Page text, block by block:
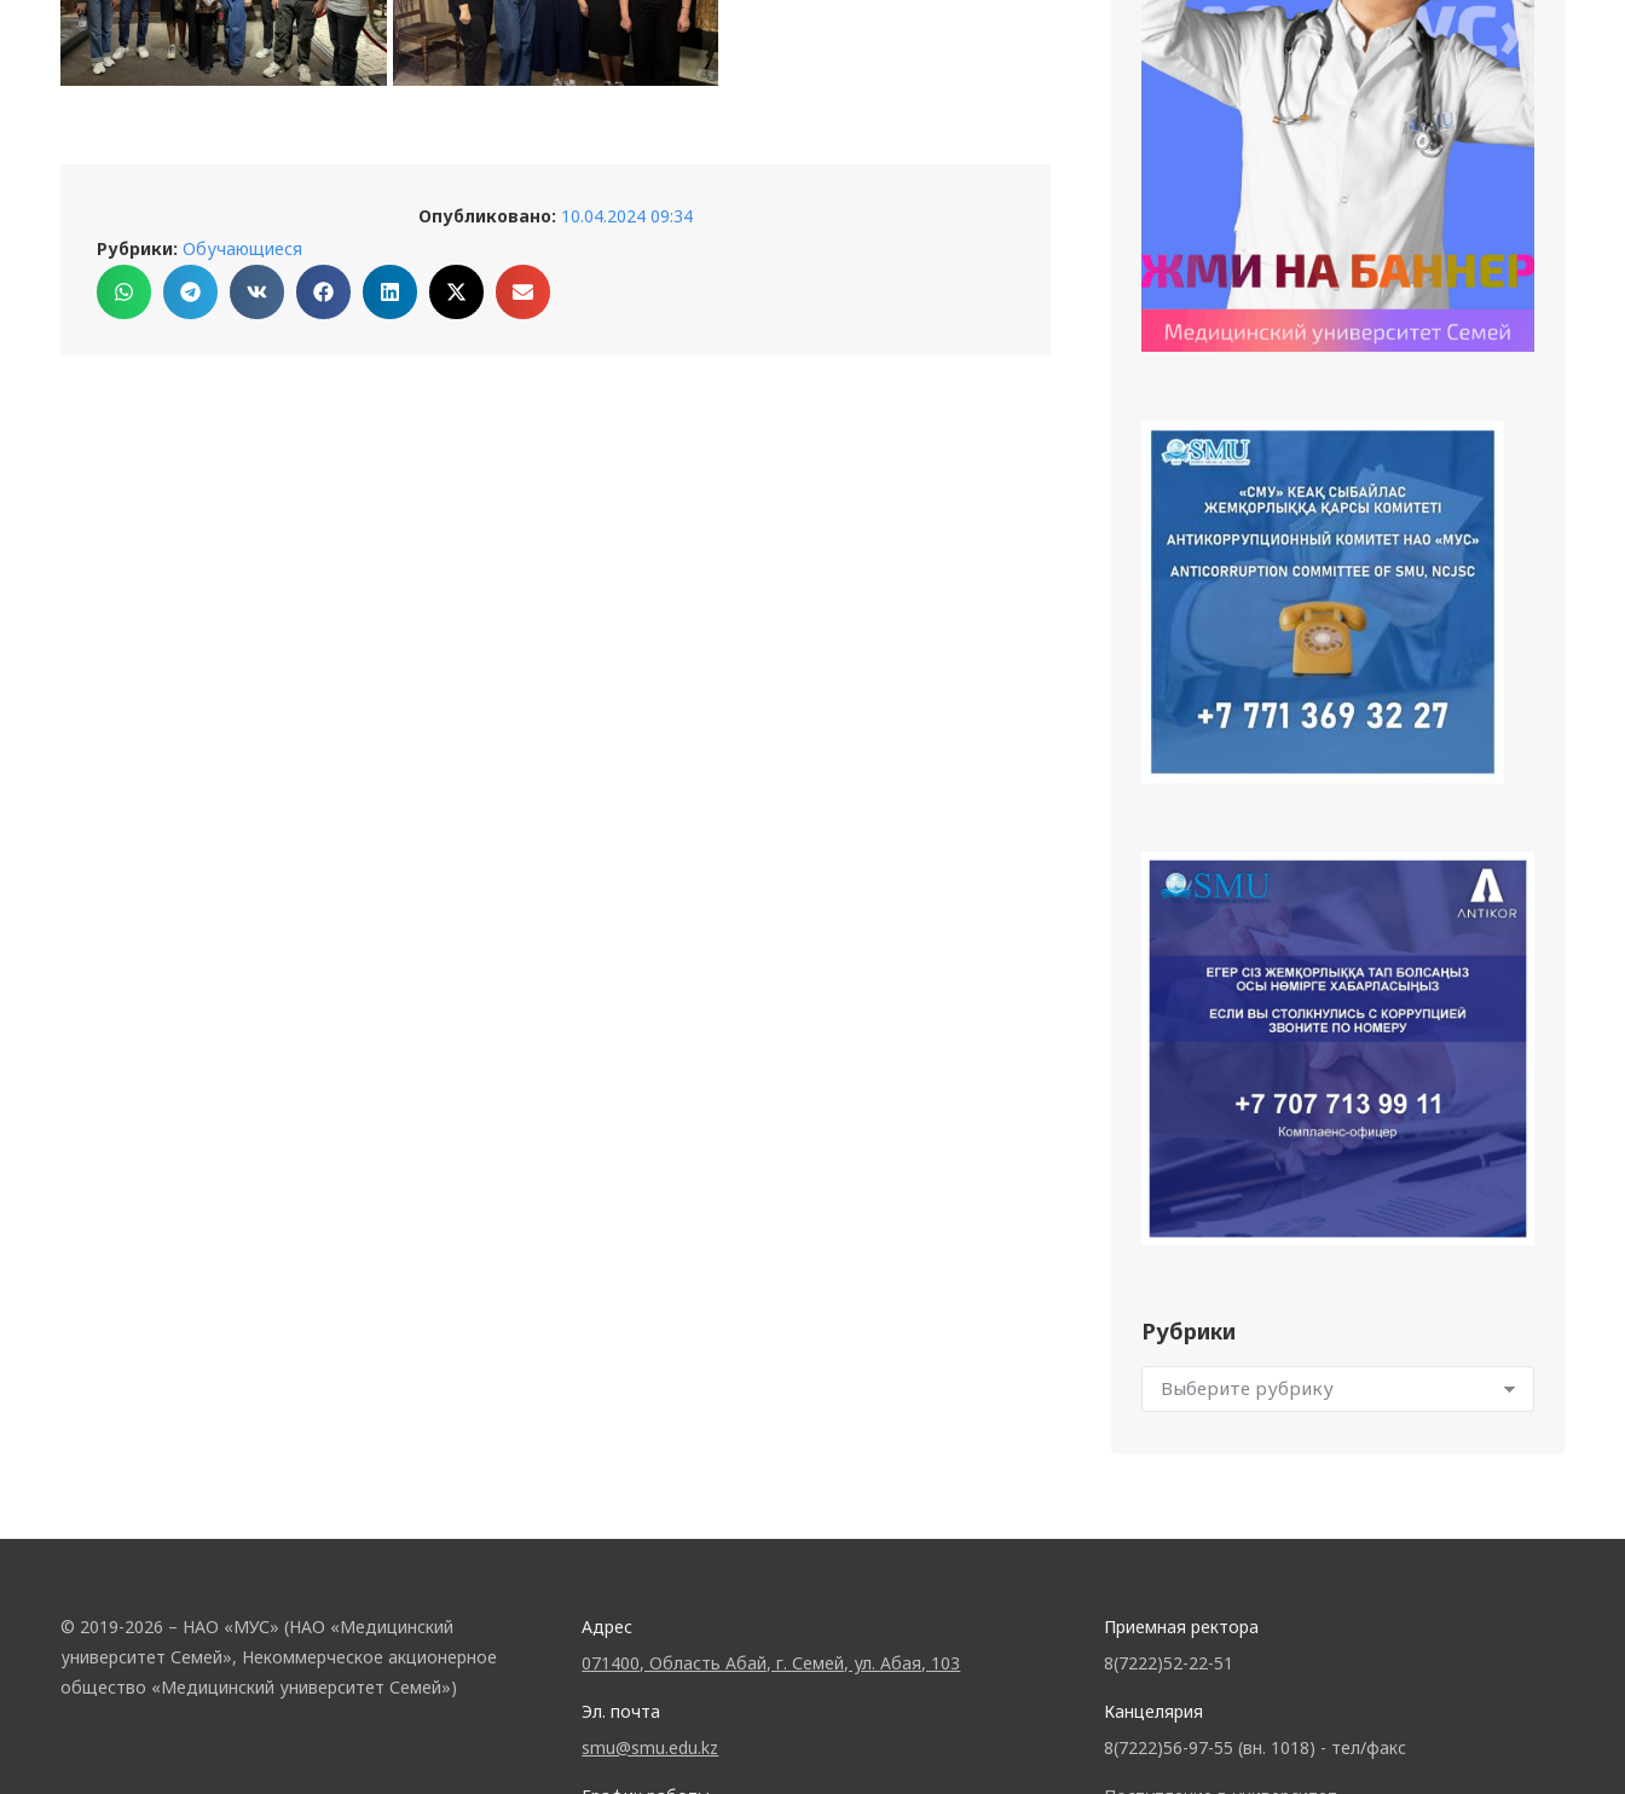
Опубликовано: 10.04.2024 09:34
Рубрики: Обучающиеся
Рубрики
© 2019-2026 – НАО «МУС» (НАО «Медицинский
университет Семей», Некоммерческое акционерное
общество «Медицинский университет Семей»)
Адрес
071400, Область Абай, г. Семей, ул. Абая, 103
Эл. почта
smu@smu.edu.kz
Приемная ректора
8(7222)52-22-51
Канцелярия
8(7222)56-97-55 (вн. 1018) - тел/факс